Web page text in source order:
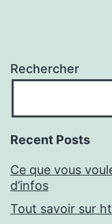
Rechercher
Recent Posts
Ce que vous
d’infos
Tout savoir sur